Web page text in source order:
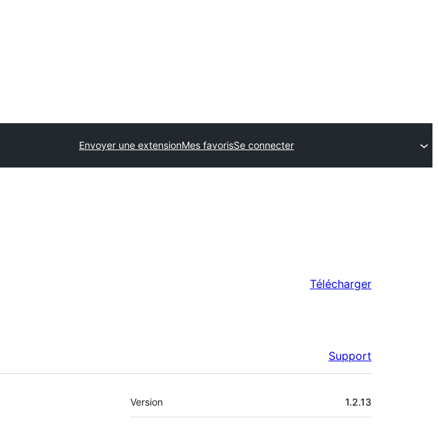
Envoyer une extensionMes favorisSe connecter
Télécharger
Support
Méta
Version 1.2.13